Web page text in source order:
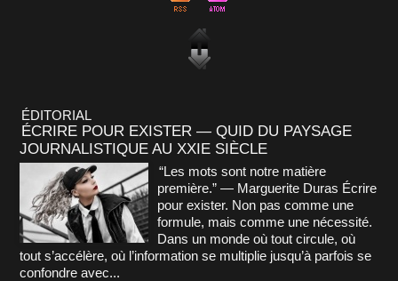
ÉDITORIAL
ÉCRIRE POUR EXISTER — QUID DU PAYSAGE
JOURNALISTIQUE AU XXIE SIÈCLE
“Les mots sont notre matière
première.” — Marguerite Duras Écrire
pour exister. Non pas comme une
formule, mais comme une nécessité.
Dans un monde où tout circule, où
tout s’accélère, où l’information se multiplie jusqu’à parfois se
confondre avec...